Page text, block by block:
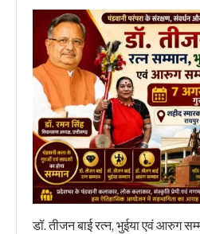
डॉ. तीजन बाई रत्न, भुईया एवं आरुग